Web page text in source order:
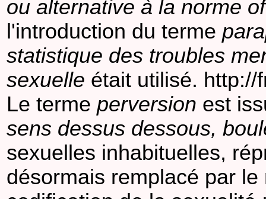
ou alternative à la norme
l'introduction du terme
statistique des troubles
sexuelle était utilisé. http://
Le terme perversion est
sens dessus dessous,
sexuelles inhabituelles,
désormais remplacé par